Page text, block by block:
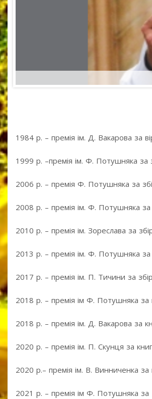
1984 р. – премія ім. Д. Вакарова за
1999 р. –премія ім. Ф. Потушняка за
2006 р. – премія Ф. Потушняка за
2008 р. – премія ім. Ф. Потушняка
2010 р. – премія ім. Зореслава за
2013 р. – премія ім. Ф. Потушняка за
2017 р. – премія ім. П. Тичини за
2018 р. – премія ім Ф. Потушняка за
2018 р. – премія ім. Д. Вакарова за
2020 р. – премія ім. П. Скунця за
2020 р.– премія ім. В. Винниченка
2021 р. – премія ім Ф. Потушняка